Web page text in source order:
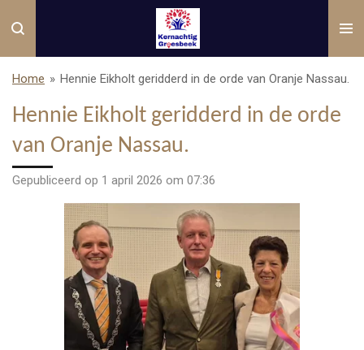
direct
naar
de
Home » Hennie Eikholt geridderd in de orde van Oranje Nassau.
Hennie Eikholt geridderd in de orde
van Oranje Nassau.
Gepubliceerd op 1 april 2026 om 07:36